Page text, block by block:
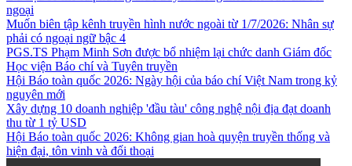
ngoại
Muốn biên tập kênh truyền hình nước ngoài từ 1/7/2026: Nhân sự
phải có ngoại ngữ bậc 4
PGS.TS Phạm Minh Sơn được bổ nhiệm lại chức danh Giám đốc
Học viện Báo chí và Tuyên truyền
Hội Báo toàn quốc 2026: Ngày hội của báo chí Việt Nam trong kỷ
nguyên mới
Xây dựng 10 doanh nghiệp 'đầu tàu' công nghệ nội địa đạt doanh
thu từ 1 tỷ USD
Hội Báo toàn quốc 2026: Không gian hoà quyện truyền thống và
hiện đại, tôn vinh và đối thoại